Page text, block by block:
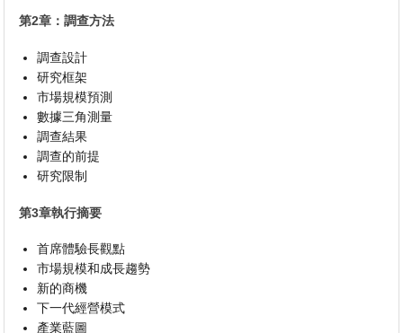
第2章：調查方法
調查設計
研究框架
市場規模預測
數據三角測量
調查結果
調查的前提
研究限制
第3章執行摘要
首席體驗長觀點
市場規模和成長趨勢
新的商機
下一代經營模式
產業藍圖